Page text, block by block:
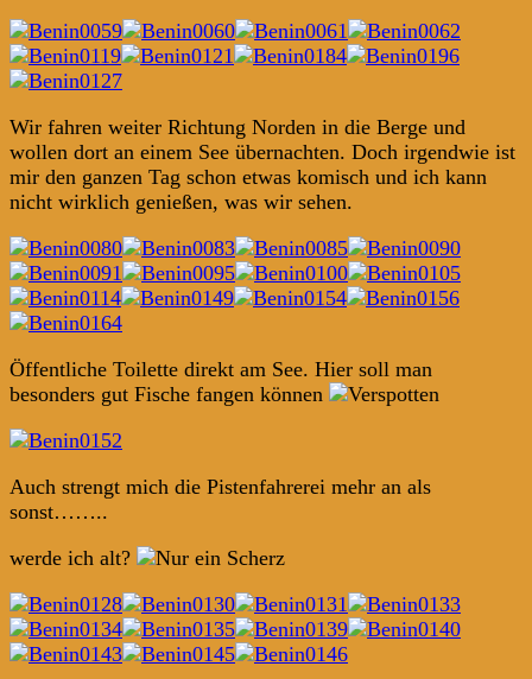
Wir fahren weiter Richtung Norden in die Berge und
wollen dort an einem See übernachten. Doch irgendwie ist
mir den ganzen Tag schon etwas komisch und ich kann
nicht wirklich genießen, was wir sehen.
Öffentliche Toilette direkt am See. Hier soll man
besonders gut Fische fangen können
Auch strengt mich die Pistenfahrerei mehr an als
sonst……..
werde ich alt?